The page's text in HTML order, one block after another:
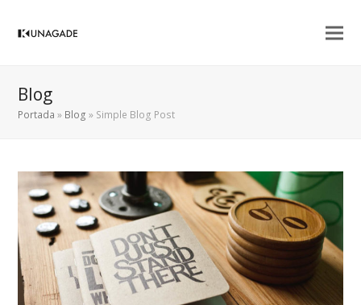
Blog
Portada » Blog » Simple Blog Post